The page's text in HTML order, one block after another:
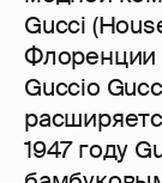
Gucci
Флоренции
Guccio
1947 году